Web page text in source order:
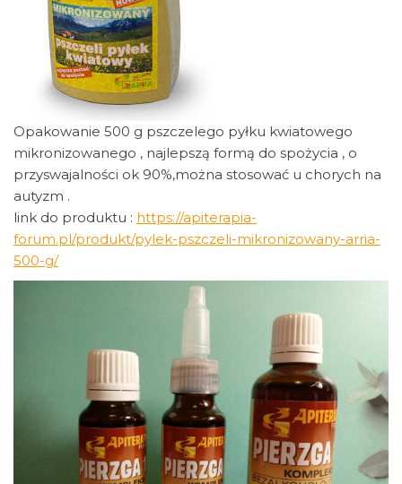
Opakowanie 500 g pszczelego pyłku kwiatowego
mikronizowanego , najlepszą formą do spożycia , o
przyswajalności ok 90%,można stosować u chorych na
autyzm .
link do produktu : https://apiterapia-
forum.pl/produkt/pylek-pszczeli-mikronizowany-arria-
500-g/